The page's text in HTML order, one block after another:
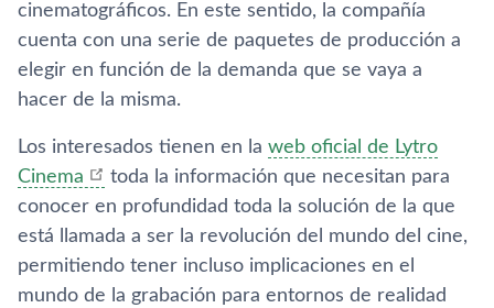
cinematográficos. En este sentido, la compañí­a
cuenta con una serie de paquetes de producción a
elegir en función de la demanda que se vaya a
hacer de la misma.
Los interesados tienen en la web oficial de Lytro
Cinema
toda la información que necesitan para
conocer en profundidad toda la solución de la que
está llamada a ser la revolución del mundo del cine,
permitiendo tener incluso implicaciones en el
mundo de la grabación para entornos de realidad